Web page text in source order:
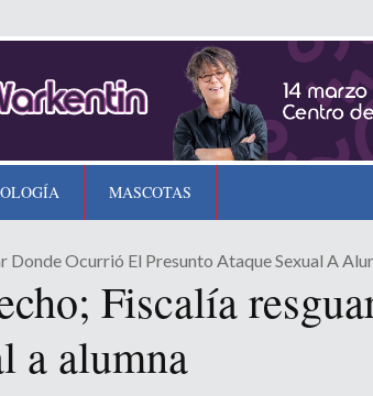
MASCOTAS
Ocurrió El Presunto Ataque Sexual A
Fiscalía
a alumna